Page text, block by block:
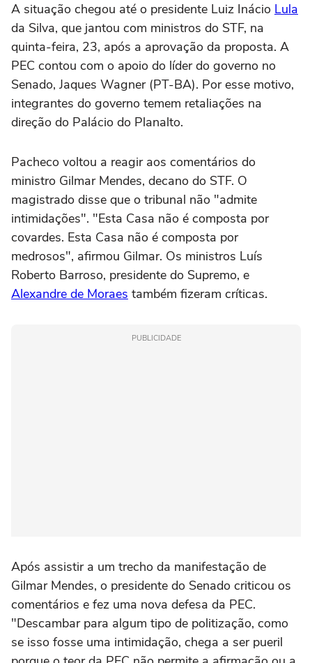
A situação chegou até o presidente Luiz Inácio Lula
da Silva, que jantou com ministros do STF, na
quinta-feira, 23, após a aprovação da proposta. A
PEC contou com o apoio do líder do governo no
Senado, Jaques Wagner (PT-BA). Por esse motivo,
integrantes do governo temem retaliações na
direção do Palácio do Planalto.
Pacheco voltou a reagir aos comentários do
ministro Gilmar Mendes, decano do STF. O
magistrado disse que o tribunal não "admite
intimidações". "Esta Casa não é composta por
covardes. Esta Casa não é composta por
medrosos", afirmou Gilmar. Os ministros Luís
Roberto Barroso, presidente do Supremo, e
Alexandre de Moraes também fizeram críticas.
PUBLICIDADE
Após assistir a um trecho da manifestação de
Gilmar Mendes, o presidente do Senado criticou os
comentários e fez uma nova defesa da PEC.
"Descambar para algum tipo de politização, como
se isso fosse uma intimidação, chega a ser pueril